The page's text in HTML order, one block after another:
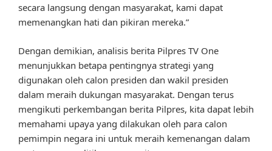
secara langsung dengan masyarakat, kami dapat
memenangkan hati dan pikiran mereka.”
Dengan demikian, analisis berita Pilpres TV One
menunjukkan betapa pentingnya strategi yang
digunakan oleh calon presiden dan wakil presiden
dalam meraih dukungan masyarakat. Dengan terus
mengikuti perkembangan berita Pilpres, kita dapat lebih
memahami upaya yang dilakukan oleh para calon
pemimpin negara ini untuk meraih kemenangan dalam